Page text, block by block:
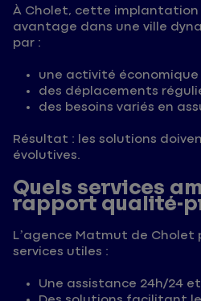
À Cholet, cette implantation
avantage dans une ville
par :
une activité
des déplacements
des besoins variés en
Résultat : les solutions
évolutives.
Quels services
rapport qualité-
L’agence Matmut de Cholet
services utiles :
Une assistance 24h/24